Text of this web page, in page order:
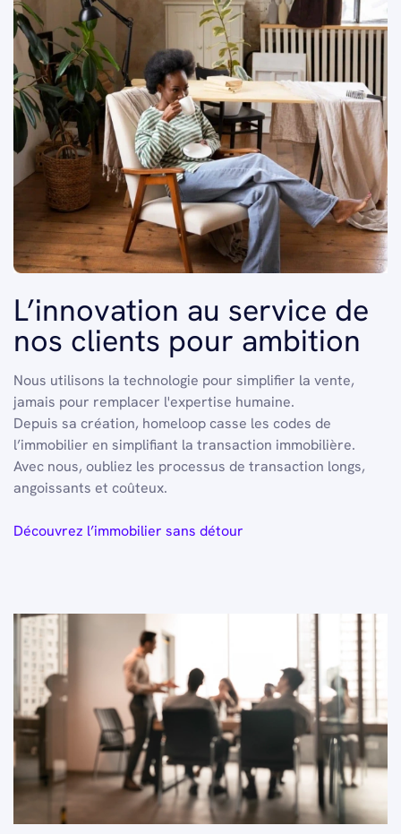
L’innovation au service de
nos clients pour ambition
Nous utilisons la technologie pour simplifier la vente,
jamais pour remplacer l'expertise humaine.
Depuis sa création, homeloop casse les codes de
l’immobilier en simplifiant la transaction immobilière.
Avec nous, oubliez les processus de transaction longs,
angoissants et coûteux.
Découvrez l’immobilier sans détour